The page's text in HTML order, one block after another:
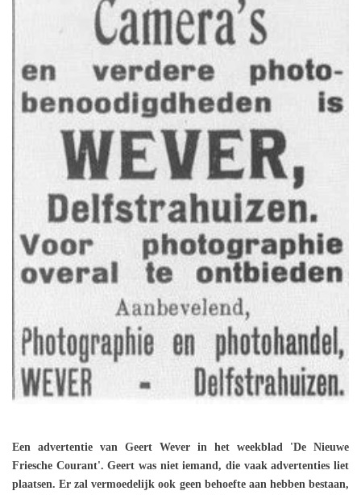
Een advertentie van Geert Wever in het weekblad 'De Nieuwe
Friesche Courant'. Geert was niet iemand, die vaak advertenties liet
plaatsen. Er zal vermoedelijk ook geen behoefte aan hebben bestaan,